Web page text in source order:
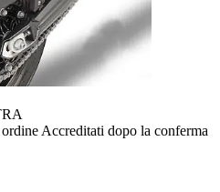
Accreditati dopo la conferma